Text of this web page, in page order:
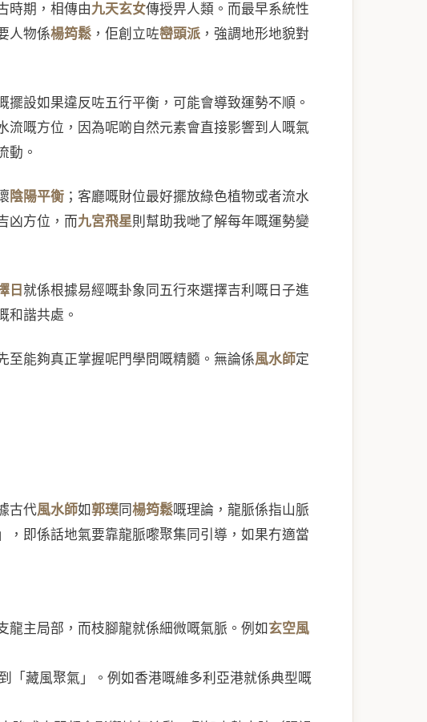
時期，相傳由九天玄女傳授畀人類。而最早系統性
人物係楊筠鬆 ，佢創立咗巒頭派 ，強調地形地貌對
擺設如果違反咗五行平衡，可能會導致運勢不順。
流嘅方位，因為呢啲自然元素會直接影響到人嘅氣
動。
陰陽平衡 ；客廳嘅財位最好擺放綠色植物或者流水
凶方位，而九宮飛星則幫助我哋了解每年嘅運勢變
日 就係根據易經嘅卦象同五行來選擇吉利嘅日子進
和諧共處。
至能夠真正掌握呢門學問嘅精髓。無論係風水師定
古代風水師如郭璞同楊筠鬆嘅理論，龍脈係指山脈
，即係話地氣要靠龍脈嚟聚集同引導，如果冇適當
龍主局部，而枝腳龍就係細微嘅氣脈。例如 玄空風
「藏風聚氣」。例如香港嘅維多利亞港就係典型嘅